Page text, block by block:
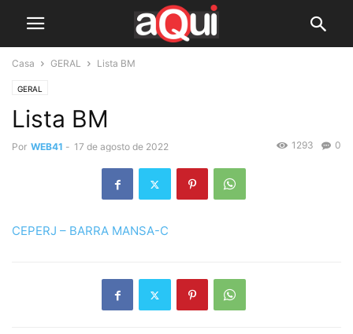
Casa GERAL Lista BM
GERAL
Lista BM
Por WEB41 - 17 de agosto de 2022 0
1293
CEPERJ – BARRA MANSA-C